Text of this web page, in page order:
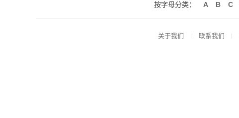
按字母分类： A B C
关于我们 联系我们